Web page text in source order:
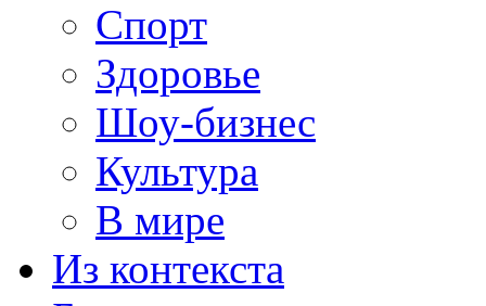
Спорт
Здоровье
Шоу-бизнес
Культура
В мире
Из контекста